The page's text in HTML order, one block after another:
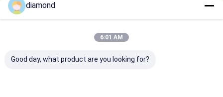
diamond
6:01 AM
Good day, what product are you looking for?